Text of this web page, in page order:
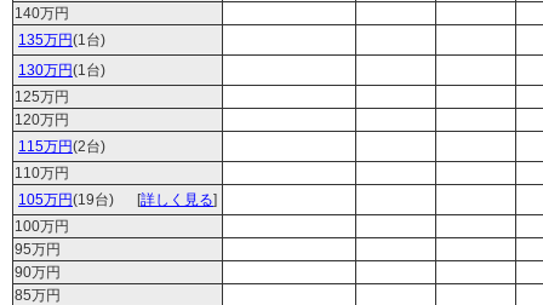
140万円
135万円(1台)
130万円(1台)
125万円
120万円
115万円(2台)
110万円
105万円(19台) [詳しく見る]
100万円
95万円
90万円
85万円